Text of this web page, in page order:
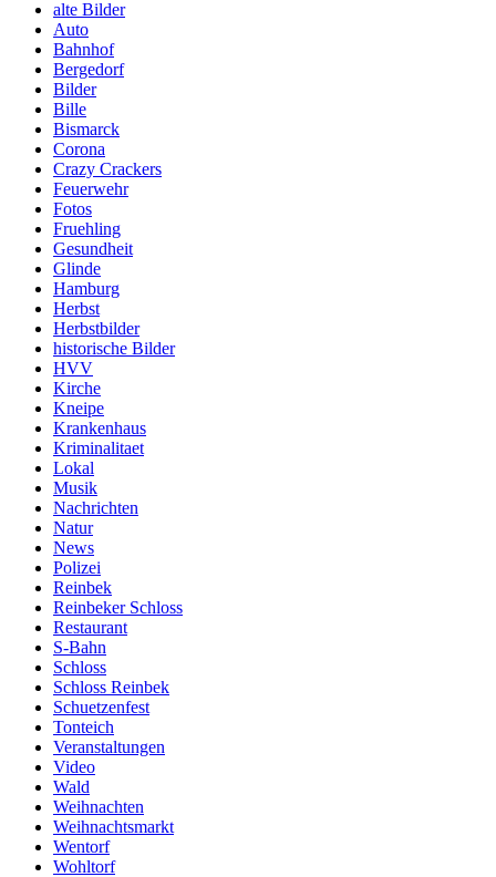
alte Bilder
Auto
Bahnhof
Bergedorf
Bilder
Bille
Bismarck
Corona
Crazy Crackers
Feuerwehr
Fotos
Fruehling
Gesundheit
Glinde
Hamburg
Herbst
Herbstbilder
historische Bilder
HVV
Kirche
Kneipe
Krankenhaus
Kriminalitaet
Lokal
Musik
Nachrichten
Natur
News
Polizei
Reinbek
Reinbeker Schloss
Restaurant
S-Bahn
Schloss
Schloss Reinbek
Schuetzenfest
Tonteich
Veranstaltungen
Video
Wald
Weihnachten
Weihnachtsmarkt
Wentorf
Wohltorf